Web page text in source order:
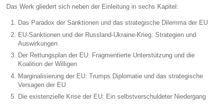
Das Werk gliedert sich neben der Einleitung in sechs Kapitel:
Das Paradox der Sanktionen und das strategische Dilemma der EU
EU-Sanktionen und der Russland-Ukraine-Krieg: Strategien und
Auswirkungen
Der Rettungsplan der EU: Fragmentierte Unterstützung und die
Koalition der Willigen
Marginalisierung der EU: Trumps Diplomatie und das strategische
Versagen der EU
Die existenzielle Krise der EU: Ein selbstverschuldeter Niedergang